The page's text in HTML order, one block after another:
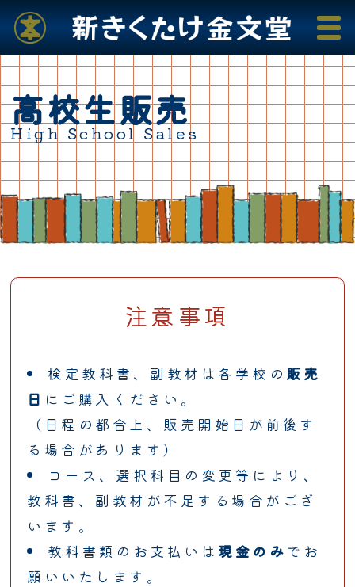
高校生販売
High School Sales
注意事項
検定教科書、副教材は各学校の 販売
日 にご購入ください。
（日程の都合上、販売開始日が前後す
る場合があります）
コース、選択科目の変更等により、
教科書、副教材が不足する場合がござ
います。
教科書類のお支払いは 現金のみ でお
願いいたします。